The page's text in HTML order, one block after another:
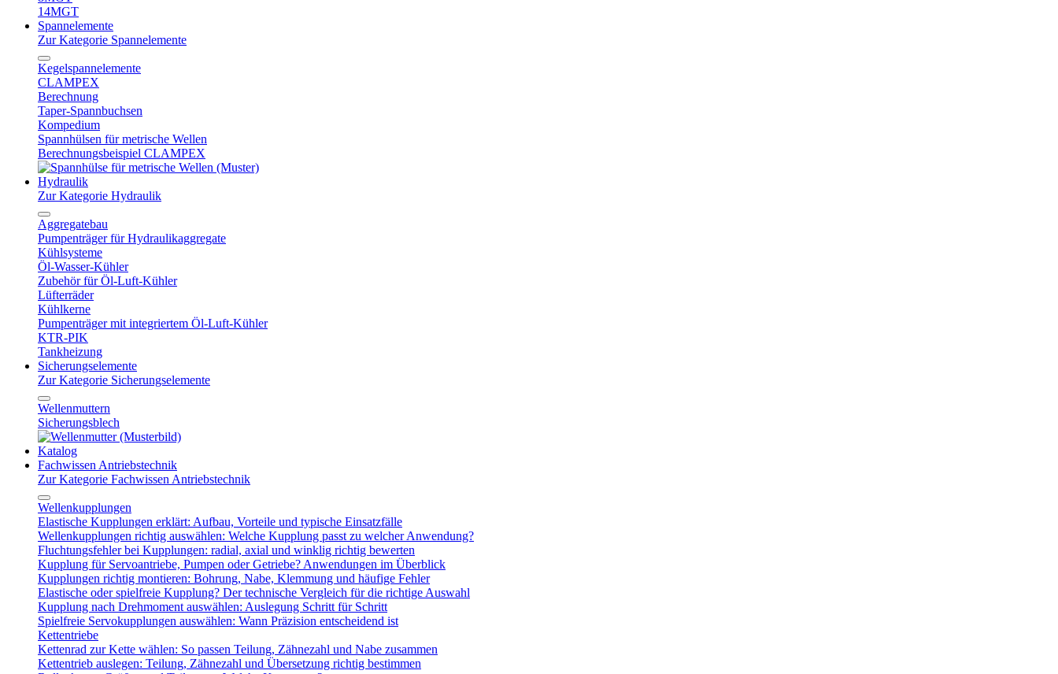
14MGT
Spannelemente
Zur Kategorie Spannelemente
Kegelspannelemente
CLAMPEX
Berechnung
Taper-Spannbuchsen
Kompedium
Spannhülsen für metrische Wellen
Berechnungsbeispiel CLAMPEX
Hydraulik
Zur Kategorie Hydraulik
Aggregatebau
Pumpenträger für Hydraulikaggregate
Kühlsysteme
Öl-Wasser-Kühler
Zubehör für Öl-Luft-Kühler
Lüfterräder
Kühlkerne
Pumpenträger mit integriertem Öl-Luft-Kühler
KTR-PIK
Tankheizung
Sicherungselemente
Zur Kategorie Sicherungselemente
Wellenmuttern
Sicherungsblech
Katalog
Fachwissen Antriebstechnik
Zur Kategorie Fachwissen Antriebstechnik
Wellenkupplungen
Elastische Kupplungen erklärt: Aufbau, Vorteile und typische Einsatzfälle
Wellenkupplungen richtig auswählen: Welche Kupplung passt zu welcher Anwendung?
Fluchtungsfehler bei Kupplungen: radial, axial und winklig richtig bewerten
Kupplung für Servoantriebe, Pumpen oder Getriebe? Anwendungen im Überblick
Kupplungen richtig montieren: Bohrung, Nabe, Klemmung und häufige Fehler
Elastische oder spielfreie Kupplung? Der technische Vergleich für die richtige Auswahl
Kupplung nach Drehmoment auswählen: Auslegung Schritt für Schritt
Spielfreie Servokupplungen auswählen: Wann Präzision entscheidend ist
Kettentriebe
Kettenrad zur Kette wählen: So passen Teilung, Zähnezahl und Nabe zusammen
Kettentrieb auslegen: Teilung, Zähnezahl und Übersetzung richtig bestimmen